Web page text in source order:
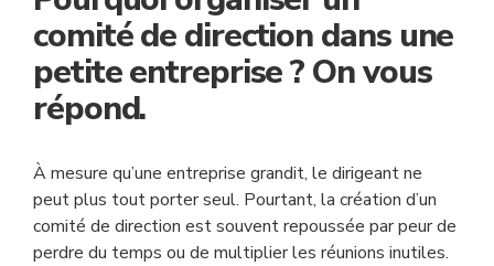
comité de direction dans une
petite entreprise ? On vous
répond.
À mesure qu’une entreprise grandit, le dirigeant ne
peut plus tout porter seul. Pourtant, la création d’un
comité de direction est souvent repoussée par peur de
perdre du temps ou de multiplier les réunions inutiles.